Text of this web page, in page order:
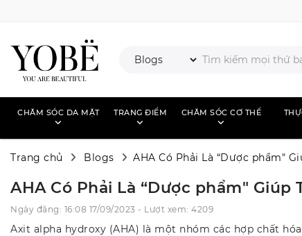
CHĂM SÓC DA MẶT TRANG ĐIỂM CHĂM SÓC CƠ THỂ
Trang chủ Blogs AHA Có Phải Là “Dược phẩm"
AHA Có Phải Là “Dược phẩm" Giúp
Ngày đăng: 16:08 17/09/2023 - Lượt xem: 4209
Axit alpha hydroxy (AHA) là một nhóm các hợp chất